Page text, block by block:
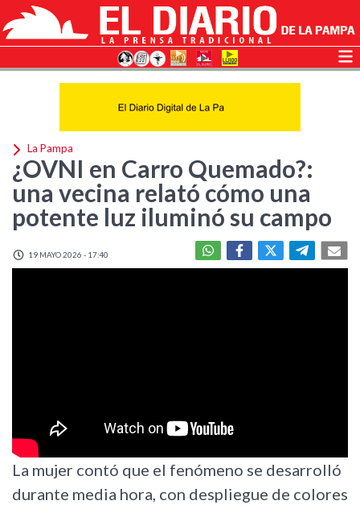
La Pampa
¿OVNI en Carro Quemado?:
una vecina relató cómo una
potente luz iluminó su campo
19 MAYO 2026 - 17:40
La mujer contó que el fenómeno se desarrolló
durante media hora, con despliegue de colores